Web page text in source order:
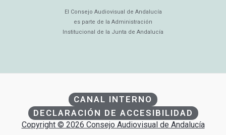
El Consejo Audiovisual de Andalucía
es parte de la Administración
Institucional de la Junta de Andalucía
CANAL INTERNO
DECLARACIÓN DE ACCESIBILIDAD
Copyright © 2026 Consejo Audiovisual de Andalucía